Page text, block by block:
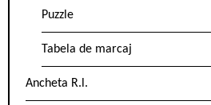
Puzzle
Tabela de marcaj
Ancheta R.l.